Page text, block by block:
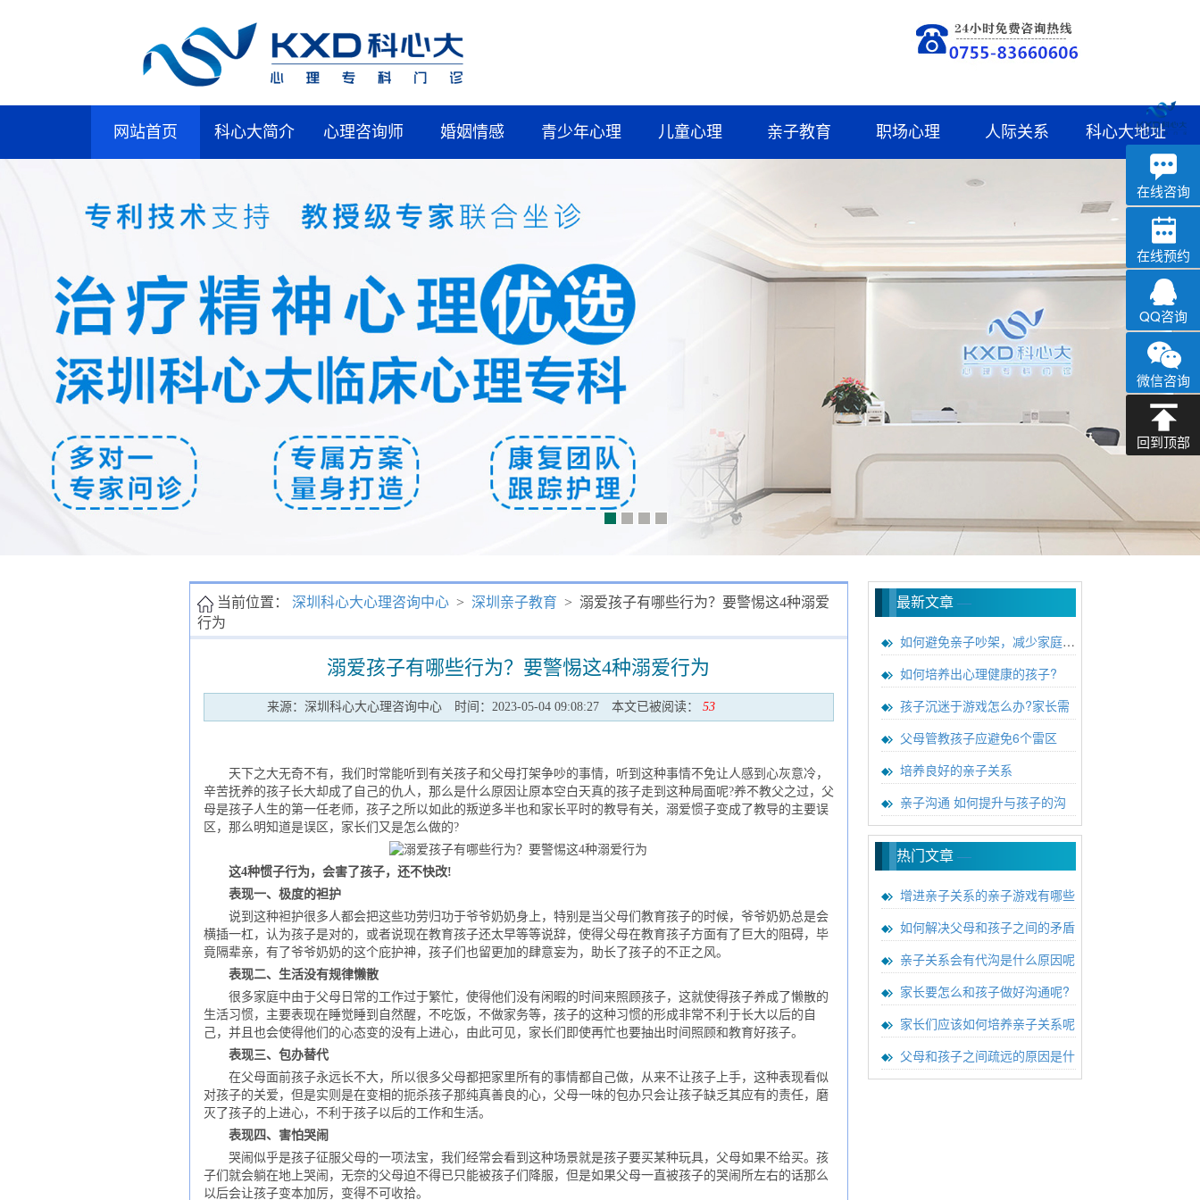
网站首页 科心大简介 心理咨询师 婚姻情感 青少年心理 儿童心理 亲子教育 职场心理 人际关系 科心大地址
当前位置： 深圳科心大心理咨询中心 > 深圳亲子教育 > 溺爱孩子有哪些行为？要警惕这4种溺爱
行为
溺爱孩子有哪些行为？要警惕这4种溺爱行为
来源：深圳科心大心理咨询中心 时间：2023-05-04 09:08:27 本文已被阅读： 53
天下之大无奇不有，我们时常能听到有关孩子和父母打架争吵的事情，听到这种事情不免让人感到心灰意冷，
辛苦抚养的孩子长大却成了自己的仇人，那么是什么原因让原本空白天真的孩子走到这种局面呢?养不教父之过，父
母是孩子人生的第一任老师，孩子之所以如此的叛逆多半也和家长平时的教导有关，溺爱惯子变成了教导的主要误
区，那么明知道是误区，家长们又是怎么做的?
这4种惯子行为，会害了孩子，还不快改!
表现一、极度的袒护
说到这种袒护很多人都会把这些功劳归功于爷爷奶奶身上，特别是当父母们教育孩子的时候，爷爷奶奶总是会
横插一杠，认为孩子是对的，或者说现在教育孩子还太早等等说辞，使得父母在教育孩子方面有了巨大的阻碍，毕
竟隔辈亲，有了爷爷奶奶的这个庇护神，孩子们也留更加的肆意妄为，助长了孩子的不正之风。
表现二、生活没有规律懒散
很多家庭中由于父母日常的工作过于繁忙，使得他们没有闲暇的时间来照顾孩子，这就使得孩子养成了懒散的
生活习惯，主要表现在睡觉睡到自然醒，不吃饭，不做家务等，孩子的这种习惯的形成非常不利于长大以后的自
己，并且也会使得他们的心态变的没有上进心，由此可见，家长们即使再忙也要抽出时间照顾和教育好孩子。
表现三、包办替代
在父母面前孩子永远长不大，所以很多父母都把家里所有的事情都自己做，从来不让孩子上手，这种表现看似
对孩子的关爱，但是实则是在变相的扼杀孩子那纯真善良的心，父母一味的包办只会让孩子缺乏其应有的责任，磨
灭了孩子的上进心，不利于孩子以后的工作和生活。
表现四、害怕哭闹
哭闹似乎是孩子征服父母的一项法宝，我们经常会看到这种场景就是孩子要买某种玩具，父母如果不给买。孩
子们就会躺在地上哭闹，无奈的父母迫不得已只能被孩子们降服，但是如果父母一直被孩子的哭闹所左右的话那么
以后会让孩子变本加厉，变得不可收拾。
最新文章—
如何避免亲子吵架，减少家庭矛盾
如何培养出心理健康的孩子?
孩子沉迷于游戏怎么办?家长需
父母管教孩子应避免6个雷区
培养良好的亲子关系
亲子沟通 如何提升与孩子的沟
热门文章—
增进亲子关系的亲子游戏有哪些
如何解决父母和孩子之间的矛盾
亲子关系会有代沟是什么原因呢
家长要怎么和孩子做好沟通呢?
家长们应该如何培养亲子关系呢
父母和孩子之间疏远的原因是什
深科
心理咨询
在线咨询
在线预约
QQ咨询
微信咨询
回到顶部